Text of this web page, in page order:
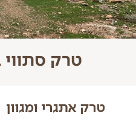
טרק סתווי
טרק אתגרי ומגוון